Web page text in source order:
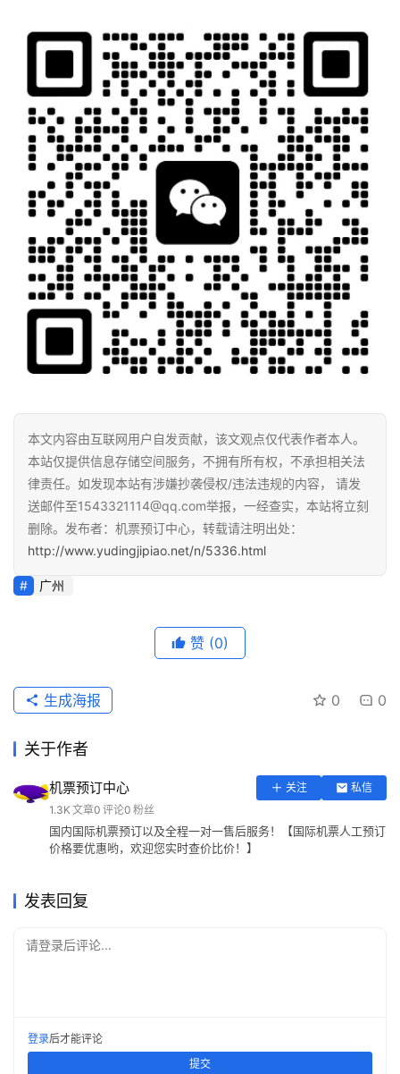
本文内容由互联网用户自发贡献，该文观点仅代表作者本人。
本站仅提供信息存储空间服务，不拥有所有权，不承担相关法
律责任。如发现本站有涉嫌抄袭侵权/违法违规的内容， 请发
送邮件至1543321114@qq.com举报，一经查实，本站将立刻
删除。发布者：机票预订中心，转载请注明出处：
http://www.yudingjipiao.net/n/5336.html
广州
赞 (0)
0 0
生成海报
关于作者
机票预订中心 关注
私信
1.3K 文章0 评论0 粉丝
国内国际机票预订以及全程一对一售后服务！【国际机票人工预订
价格要优惠哟，欢迎您实时查价比价！】
发表回复
请登录后评论...
登录后才能评论
提交